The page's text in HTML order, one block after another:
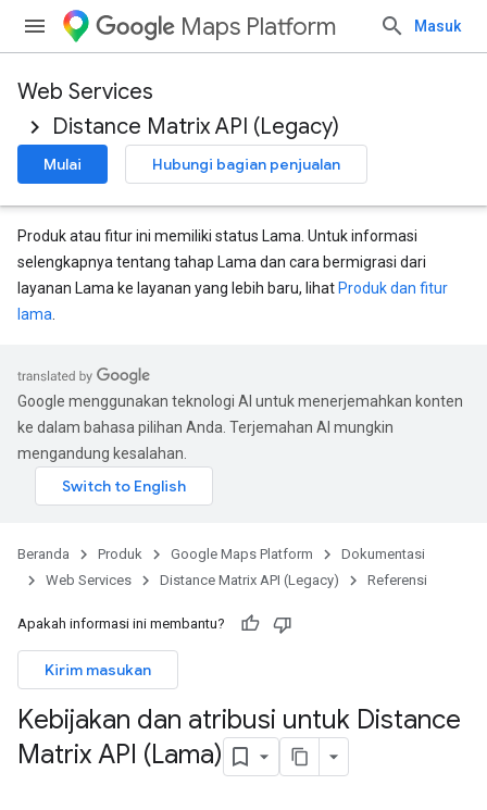
Maps Platform Masuk
Web Services
Distance Matrix API (Legacy)
Mulai Hubungi bagian penjualan
Produk atau fitur ini memiliki status Lama. Untuk informasi
selengkapnya tentang tahap Lama dan cara bermigrasi dari
layanan Lama ke layanan yang lebih baru, lihat Produk dan fitur
lama
Google menggunakan teknologi AI untuk menerjemahkan konten
ke dalam bahasa pilihan Anda. Terjemahan AI mungkin
mengandung kesalahan.
Beranda Produk Google Maps Platform
Dokumentasi
Web Services
Distance Matrix API (Legacy) Referensi
Apakah informasi ini membantu?
Kirim masukan
Kebijakan dan atribusi untuk Distance
Matrix API (Lama)